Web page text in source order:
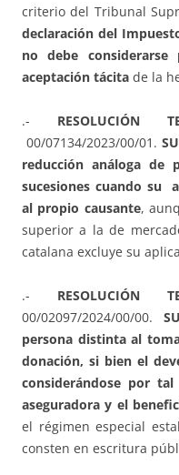
criterio del Tribunal
declaración del
no debe
aceptación tácita de la
.- RESOLUCIÓN
00/07134/2023/00/01.
reducción análoga de
sucesiones cuando su
al propio causante,
superior a la de
catalana excluye su
.- RESOLUCIÓN
00/02097/2024/00/00.
persona distinta al
donación, si bien el
considerándose por
aseguradora y el
el régimen especial
consten en escritura